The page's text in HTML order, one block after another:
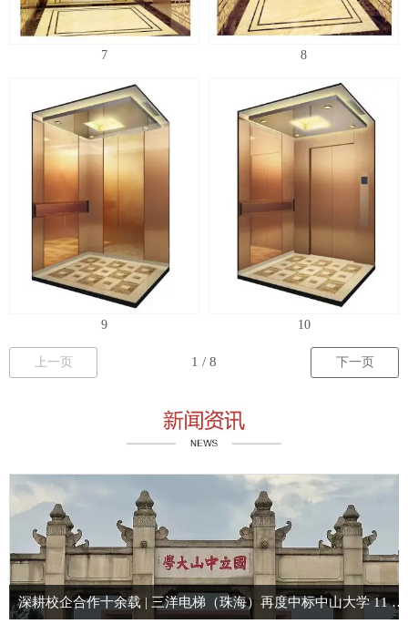
7 8
9 10
上一页 下一页
深耕校企合作十余载 | 三洋电梯（珠海）再度中标中山大学 11 台电梯项目